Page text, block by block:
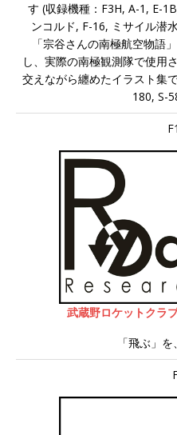
す (収録機種：F3H, A-1, E-
ンコルド, F-16, ミサイル潜
「宗谷さんの南極航空物語
し、実際の南極観測隊で使用
交えながら纏めたイラスト集
180, S-
武蔵野ロケットクラ
「飛ぶ」を